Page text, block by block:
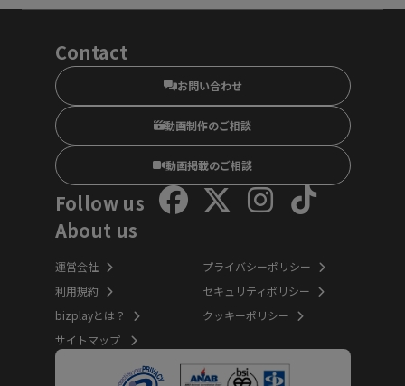
Contact
お問い合わせ
動画制作のご相談
動画掲載のご相談
Follow us
About us
運営会社
利用規約
bizplayとは？
サイトマップ
プライバシーポリシー
セキュリティポリシー
クッキーポリシー